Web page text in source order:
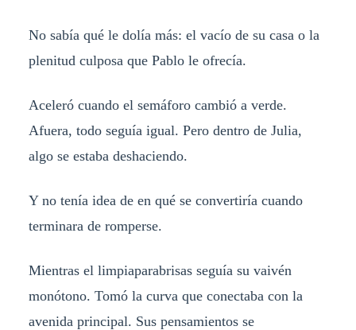
No sabía qué le dolía más: el vacío de su casa o la
plenitud culposa que Pablo le ofrecía.
Aceleró cuando el semáforo cambió a verde.
Afuera, todo seguía igual. Pero dentro de Julia,
algo se estaba deshaciendo.
Y no tenía idea de en qué se convertiría cuando
terminara de romperse.
Mientras el limpiaparabrisas seguía su vaivén
monótono. Tomó la curva que conectaba con la
avenida principal. Sus pensamientos se